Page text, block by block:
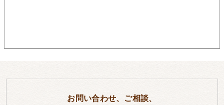
お問い合わせ、ご相談、